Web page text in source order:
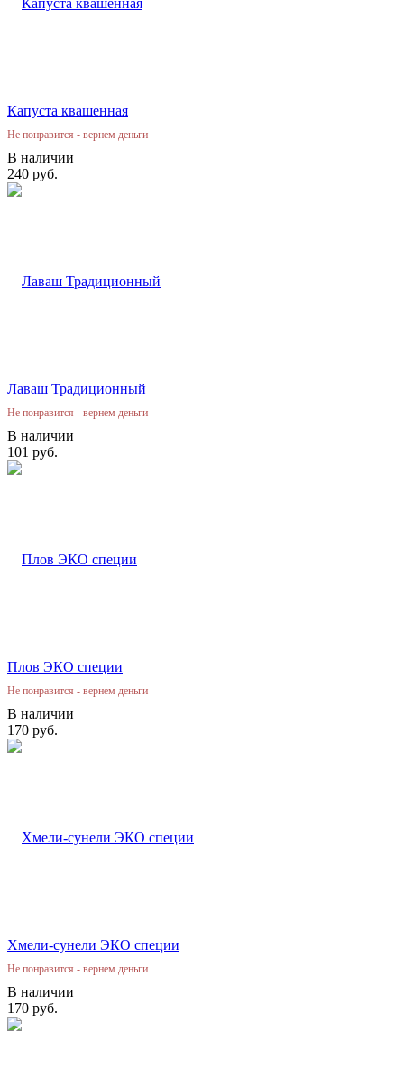
Капуста квашенная
Не понравится - вернем деньги
В наличии
240 руб.
Лаваш Традиционный
Не понравится - вернем деньги
В наличии
101 руб.
Плов ЭКО специи
Не понравится - вернем деньги
В наличии
170 руб.
Хмели-сунели ЭКО специи
Не понравится - вернем деньги
В наличии
170 руб.